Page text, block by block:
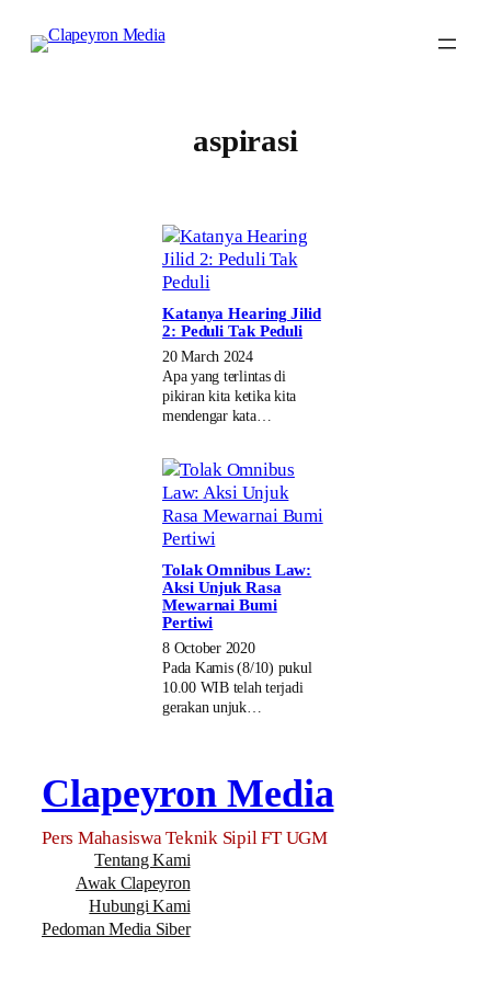
aspirasi
Katanya Hearing Jilid
2: Peduli Tak Peduli
20 March 2024
Apa yang terlintas di
pikiran kita ketika kita
mendengar kata…
Tolak Omnibus Law:
Aksi Unjuk Rasa
Mewarnai Bumi
Pertiwi
8 October 2020
Pada Kamis (8/10) pukul
10.00 WIB telah terjadi
gerakan unjuk…
Clapeyron Media
Pers Mahasiswa Teknik Sipil FT UGM
Tentang Kami
Awak Clapeyron
Hubungi Kami
Pedoman Media Siber